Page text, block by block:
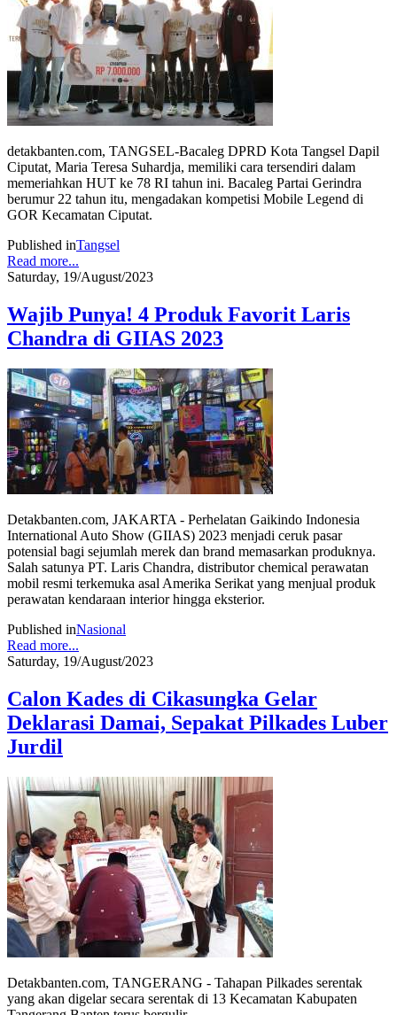
detakbanten.com, TANGSEL-Bacaleg DPRD Kota Tangsel Dapil
Ciputat, Maria Teresa Suhardja, memiliki cara tersendiri dalam
memeriahkan HUT ke 78 RI tahun ini. Bacaleg Partai Gerindra
berumur 22 tahun itu, mengadakan kompetisi Mobile Legend di
GOR Kecamatan Ciputat.
Published inTangsel
Read more...
Saturday, 19/August/2023
Wajib Punya! 4 Produk Favorit Laris
Chandra di GIIAS 2023
Detakbanten.com, JAKARTA - Perhelatan Gaikindo Indonesia
International Auto Show (GIIAS) 2023 menjadi ceruk pasar
potensial bagi sejumlah merek dan brand memasarkan produknya.
Salah satunya PT. Laris Chandra, distributor chemical perawatan
mobil resmi terkemuka asal Amerika Serikat yang menjual produk
perawatan kendaraan interior hingga eksterior.
Published inNasional
Read more...
Saturday, 19/August/2023
Calon Kades di Cikasungka Gelar
Deklarasi Damai, Sepakat Pilkades Luber
Jurdil
Detakbanten.com, TANGERANG - Tahapan Pilkades serentak
yang akan digelar secara serentak di 13 Kecamatan Kabupaten